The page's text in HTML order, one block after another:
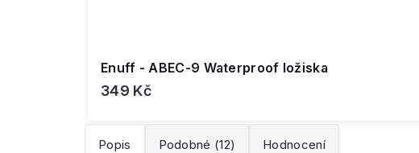
Enuff - ABEC-9 Waterproof ložiska
349 Kč
Popis Podobné (12) Hodnocení